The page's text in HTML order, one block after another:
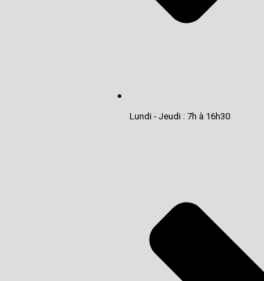
Lundi - Jeudi : 7h à 16h30